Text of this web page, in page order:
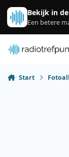
Spring naar
Bekijk in
Een betere
Start